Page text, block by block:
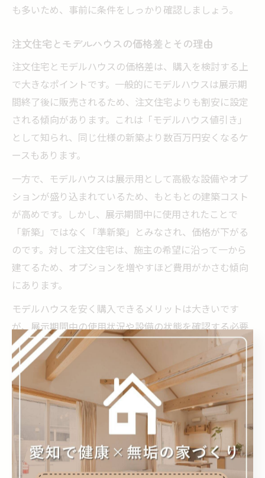
も多いため、事前に条件をしっかり確認しましょう。
注文住宅とモデルハウスの価格差とその理由
注文住宅とモデルハウスの価格差は、購入を検討する上
で大きなポイントです。一般的にモデルハウスは展示期
間終了後に販売されるため、注文住宅よりも割安に設定
される傾向があります。これは「モデルハウス値引き」
として知られ、同じ仕様の新築より数百万円安くなるケ
ースもあります。
一方で、モデルハウスは展示用として高級な設備やオプ
ションが盛り込まれているため、もともとの建築コスト
が高めです。しかし、展示期間中に使用されたことで
「新築」ではなく「準新築」とみなされ、価格が下がる
のです。対して注文住宅は、施主の希望に沿って一から
建てるため、オプションを増やすほど費用がかさむ傾向
にあります。
モデルハウスを安く購入できるメリットは大きいです
が、展示期間中の使用状況や設備の状態を確認する必要
があります。また、値引き交渉の際は、維持費や修繕費
も含めて総合的に検討しましょう。
モデルハウスと注文住宅の間取り自由度の違い
間取りの自由度は、注文住宅とモデルハウスを選ぶ際の
大きな違いです。注文住宅では、ご家族の生活スタイル
や将来の変化に合わせて、間取りや部屋数、収納の位置
まで細かく設計できます。二世帯住宅や趣味のスペー